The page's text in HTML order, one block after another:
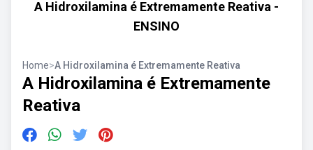
A Hidroxilamina é Extremamente Reativa -
ENSINO
Home>A Hidroxilamina é Extremamente Reativa
A Hidroxilamina é Extremamente
Reativa